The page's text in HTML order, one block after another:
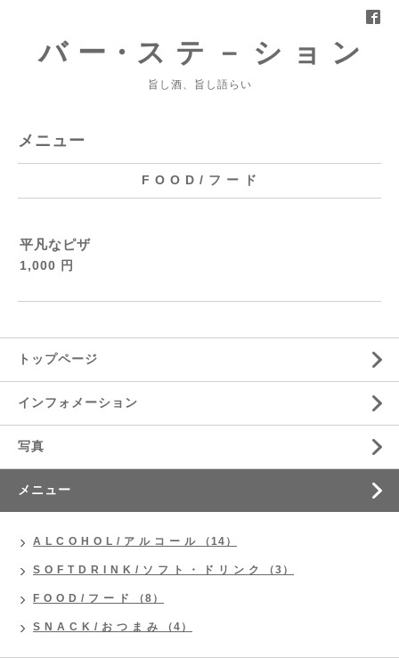
バ ー・ス テ － シ ョ ン
旨し酒、旨し語らい
メニュー
F O O D / フ ー ド
平凡なピザ
1,000 円
トップページ
インフォメーション
写真
メニュー
A L C O H O L / ア ル コ ー ル （14）
S O F T D R I N K / ソ フ ト ・ ド リ ン ク （3）
F O O D / フ ー ド （8）
S N A C K / お つ ま み （4）